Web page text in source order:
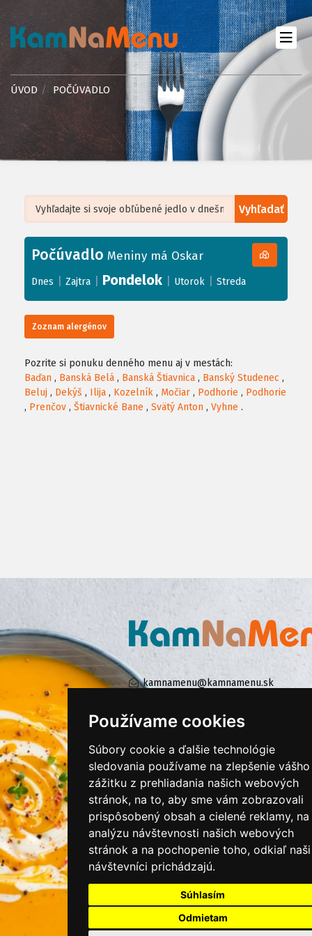
Používame cookies
Súbory cookie a ďalšie technológie
sledovania používame na zlepšenie vášho
zážitku z prehliadania našich webových
stránok, na to, aby sme vám zobrazovali
prispôsobený obsah a cielené reklamy, na
analýzu návštevnosti našich webových
stránok a na pochopenie toho, odkiaľ naši
návštevníci prichádzajú.
Súhlasím
Odmietam
ÚVOD POČÚVADLO
Vyhľadať
+
−
Leaflet| ©OpenStreetMap, Tiles courtesy ofHumanitarian OpenStreetMap
Počúvadlo Meniny má Oskar
Dnes Zajtra Pondelok Utorok Streda
Zoznam alergénov
Pozrite si ponuku denného menu aj v mestách:
Baďan , Banská Belá , Banská Štiavnica , Banský Studenec ,
Beluj , Dekýš , Ilija , Kozelník , Močiar , Podhorie , Podhorie
, Prenčov , Štiavnické Bane , Svätý Anton , Vyhne .
kamnamenu@kamnamenu.sk
instagram/kamnamenu.sk
KONTAKTUJTE NÁS
PRIHLÁSIŤ SA DO ZÁKAZNÍCKEJ ZÓNY
Všeobecné obchodné podmienky
Ochrana osobných údajov
Moje KamNaMenu